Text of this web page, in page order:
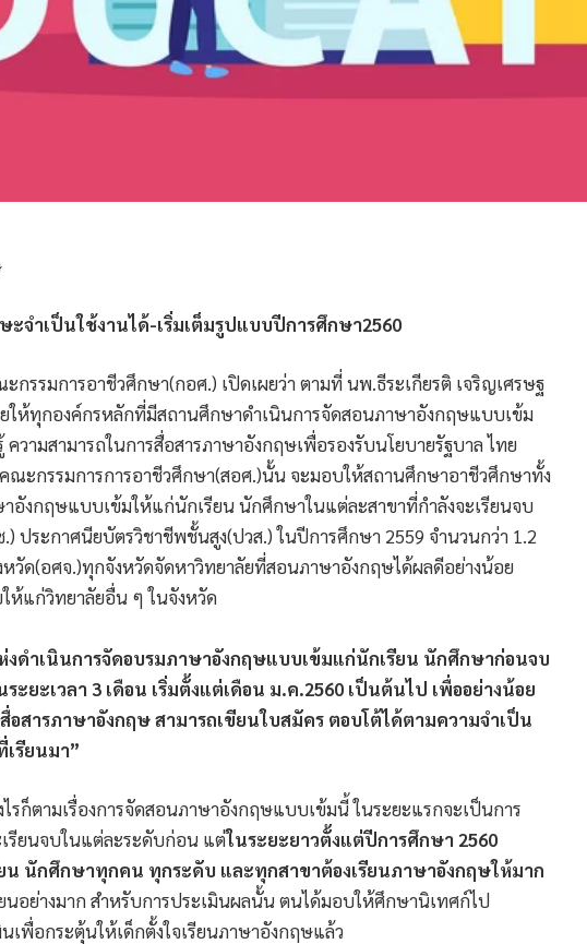
จำเป็นใช้งานได้-เริ่มเต็มรูปแบบปีการศึกษา2560
ะกรรมการอาชีวศึกษา(กอศ.) เปิดเผยว่า ตามที่ นพ.ธีระเกียรติ เจริญเศรษฐ
ให้ทุกองค์กรหลักที่มีสถานศึกษาดำเนินการจัดสอนภาษาอังกฤษแบบเข้ม
วามสามารถในการสื่อสารภาษาอังกฤษเพื่อรองรับนโยบายรัฐบาล ไทย
ณะกรรมการการอาชีวศึกษา(สอศ.)นั้น จะมอบให้สถานศึกษาอาชีวศึกษาทั้ง
อังกฤษแบบเข้มให้แก่นักเรียน นักศึกษาในแต่ละสาขาที่กำลังจะเรียนจบ
ประกาศนียบัตรวิชาชีพชั้นสูง(ปวส.) ในปีการศึกษา 2559 จำนวนกว่า 1.2
วัด(อศจ.)ทุกจังหวัดจัดหาวิทยาลัยที่สอนภาษาอังกฤษได้ผลดีอย่างน้อย
ห้แก่วิทยาลัยอื่น ๆ ในจังหวัด
ดำเนินการจัดอบรมภาษาอังกฤษแบบเข้มแก่นักเรียน นักศึกษาก่อนจบ
ะยะเวลา 3 เดือน เริ่มตั้งแต่เดือน ม.ค.2560 เป็นต้นไป เพื่ออย่างน้อย
อสารภาษาอังกฤษ สามารถเขียนใบสมัคร ตอบโต้ได้ตามความจำเป็น
รียนมา”
ไรก็ตามเรื่องการจัดสอนภาษาอังกฤษแบบเข้มนี้ ในระยะแรกจะเป็นการ
รียนจบในแต่ละระดับก่อน แต่ในระยะยาวตั้งแต่ปีการศึกษา 2560
น นักศึกษาทุกคน ทุกระดับ และทุกสาขาต้องเรียนภาษาอังกฤษให้มาก
นอย่างมาก สำหรับการประเมินผลนั้น ตนได้มอบให้ศึกษานิเทศก์ไป
พื่อกระตุ้นให้เด็กตั้งใจเรียนภาษาอังกฤษแล้ว